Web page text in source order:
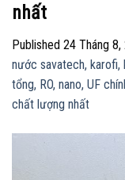
nhất
Published 24 Tháng 8,
nước savatech, karofi,
tổng, RO, nano, UF
chất lượng nhất